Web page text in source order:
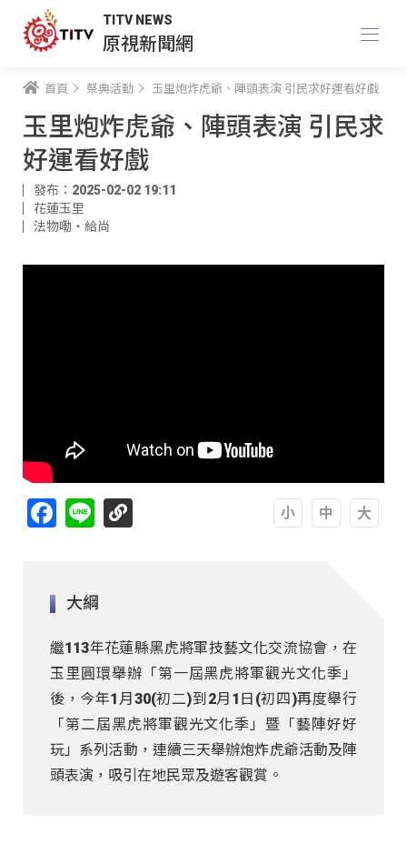
TITV NEWS
原視新聞網
首頁 祭典活動 玉里炮炸虎爺、陣頭表演 引民求好運看好戲
玉里炮炸虎爺、陣頭表演 引民求
好運看好戲
發布：2025-02-02 19:11
花蓮玉里
法物嘞‧給尚
Facebook
Line
大綱
繼113年花蓮縣黑虎將軍技藝文化交流協會，在
玉里圓環舉辦「第一屆黑虎將軍觀光文化季」
後，今年1月30(初二)到2月1日(初四)再度舉行
「第二屆黑虎將軍觀光文化季」暨「藝陣好好
玩」系列活動，連續三天舉辦炮炸虎爺活動及陣
頭表演，吸引在地民眾及遊客觀賞。